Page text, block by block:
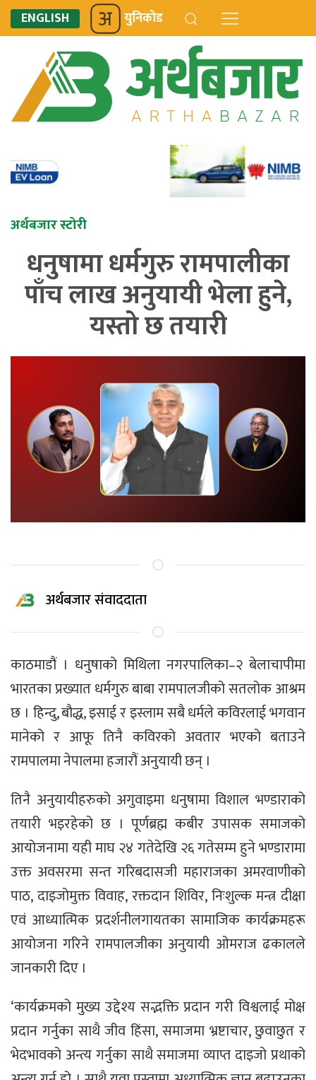
ENGLISH युनिकोड
अर्थबजार स्टोरी
धनुषामा धर्मगुरु रामपालीका
पाँच लाख अनुयायी भेला हुने,
यस्तो छ तयारी
अर्थबजार संवाददाता
काठमाडौं । धनुषाको मिथिला नगरपालिका–२ बेलाचापीमा
भारतका प्रख्यात धर्मगुरु बाबा रामपालजीको सतलोक आश्रम
छ । हिन्दु, बौद्ध, इसाई र इस्लाम सबै धर्मले कविरलाई भगवान
मानेको र आफू तिनै कविरको अवतार भएको बताउने
रामपालमा नेपालमा हजारौं अनुयायी छन् ।
तिनै अनुयायीहरुको अगुवाइमा धनुषामा विशाल भण्डाराको
तयारी भइरहेको छ । पूर्णब्रह्म कबीर उपासक समाजको
आयोजनामा यही माघ २४ गतेदेखि २६ गतेसम्म हुने भण्डारामा
उक्त अवसरमा सन्त गरिबदासजी महाराजका अमरवाणीको
पाठ, दाइजोमुक्त विवाह, रक्तदान शिविर, निःशुल्क मन्त्र दीक्षा
एवं आध्यात्मिक प्रदर्शनीलगायतका सामाजिक कार्यक्रमहरू
आयोजना गरिने रामपालजीका अनुयायी ओमराज ढकालले
जानकारी दिए ।
‘कार्यक्रमको मुख्य उद्देश्य सद्भक्ति प्रदान गरी विश्वलाई मोक्ष
प्रदान गर्नुका साथै जीव हिंसा, समाजमा भ्रष्टाचार, छुवाछुत र
भेदभावको अन्त्य गर्नुका साथै समाजमा व्याप्त दाइजो प्रथाको